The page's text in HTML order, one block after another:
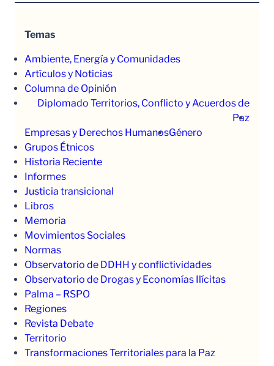
Temas
Ambiente, Energía y Comunidades
Artículos y Noticias
Columna de Opinión
Diplomado Territorios, Conflicto y Acuerdos de
Paz
Empresas y Derechos HumanosGénero
Grupos Étnicos
Historia Reciente
Informes
Justicia transicional
Libros
Memoria
Movimientos Sociales
Normas
Observatorio de DDHH y conflictividades
Observatorio de Drogas y Economías Ilícitas
Palma – RSPO
Regiones
Revista Debate
Territorio
Transformaciones Territoriales para la Paz